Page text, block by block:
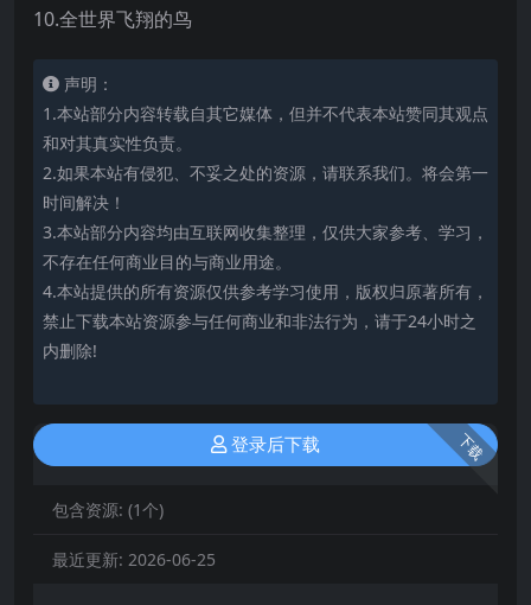
10.全世界飞翔的鸟
声明：
1.本站部分内容转载自其它媒体，但并不代表本站赞同其观点
和对其真实性负责。
2.如果本站有侵犯、不妥之处的资源，请联系我们。将会第一
时间解决！
3.本站部分内容均由互联网收集整理，仅供大家参考、学习，
不存在任何商业目的与商业用途。
4.本站提供的所有资源仅供参考学习使用，版权归原著所有，
禁止下载本站资源参与任何商业和非法行为，请于24小时之
内删除!
下载
登录后下载
包含资源: (1个)
最近更新: 2026-06-25